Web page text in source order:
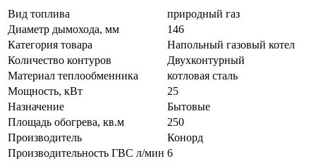
Вид топлива
природный газ
Диаметр дымохода, мм
146
Категория товара
Напольный газовый котел
Количество контуров
Двухконтурный
Материал теплообменника
котловая сталь
Мощность, кВт
25
Назначение
Бытовые
Площадь обогрева, кв.м
250
Производитель
Конорд
Производительность ГВС л/мин 6